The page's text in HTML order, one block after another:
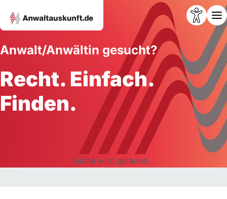
Anwalt/Anwältin gesucht?
Recht. Einfach.
Finden.
Suche wird geladen...